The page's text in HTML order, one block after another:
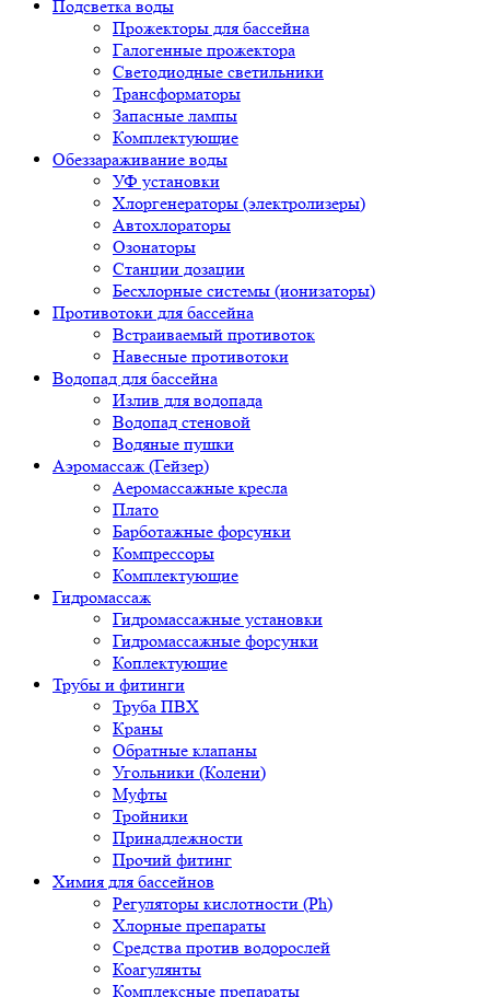
Подсветка воды
Прожекторы для бассейна
Галогенные прожектора
Светодиодные светильники
Трансформаторы
Запасные лампы
Комплектующие
Обеззараживание воды
УФ установки
Хлоргенераторы (электролизеры)
Автохлораторы
Озонаторы
Станции дозации
Бесхлорные системы (ионизаторы)
Противотоки для бассейна
Встраиваемый противоток
Навесные противотоки
Водопад для бассейна
Излив для водопада
Водопад стеновой
Водяные пушки
Аэромассаж (Гейзер)
Аеромассажные кресла
Плато
Барботажные форсунки
Компрессоры
Комплектующие
Гидромассаж
Гидромассажные установки
Гидромассажные форсунки
Коплектующие
Трубы и фитинги
Труба ПВХ
Краны
Обратные клапаны
Угольники (Колени)
Муфты
Тройники
Принадлежности
Прочий фитинг
Химия для бассейнов
Регуляторы кислотности (Ph)
Хлорные препараты
Средства против водорослей
Коагулянты
Комплексные препараты